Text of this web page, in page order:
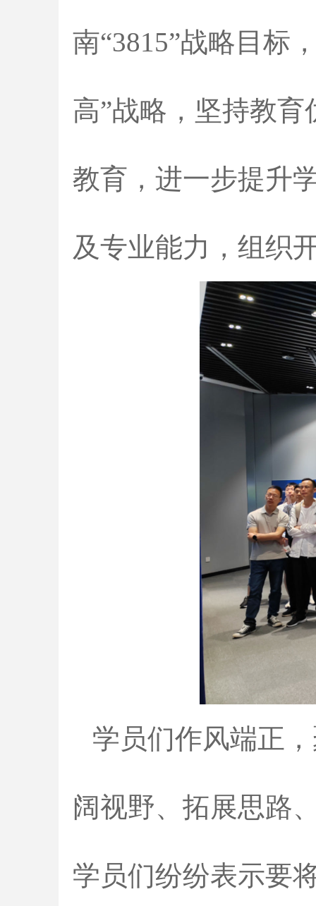
南“3815”战略目标
高”战略，坚持教
教育，进一步提升
及专业能力，组织
学员们作风端正
阔视野、拓展思路
学员们纷纷表示要